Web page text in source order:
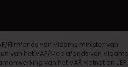
Filmfonds van Vlaams minister van
van het VAF/Mediafonds van Vlaams
van het VAF, Ketnet en JEF.